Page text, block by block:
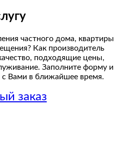
частного дома, квартиры
Как производитель
подходящие цены,
Заполните форму и
Вами в ближайшее время.
заказ